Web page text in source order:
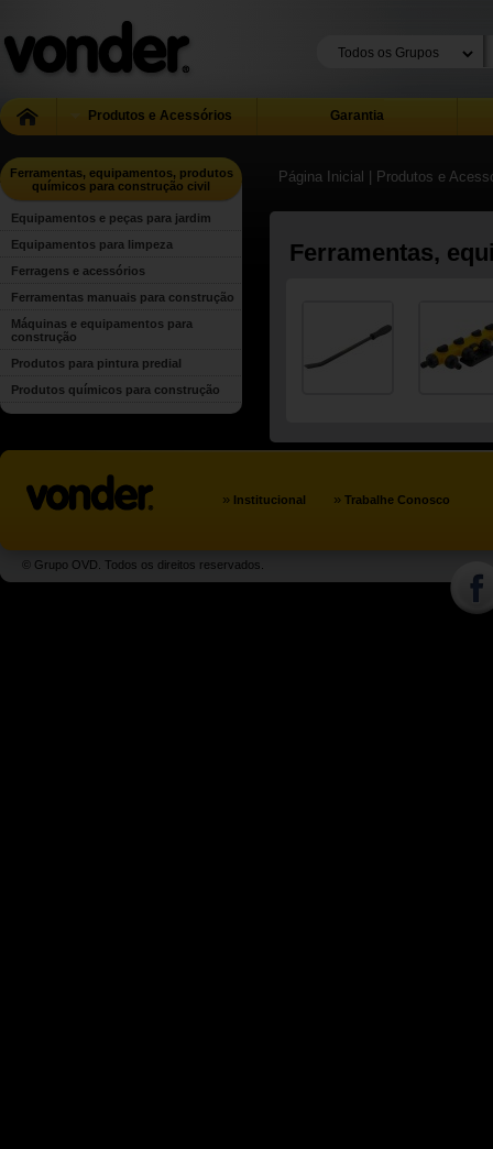
Produtos e Acessórios Garantia
Ferramentas, equipamentos, produtos
químicos para construção civil
Equipamentos e peças para jardim
Equipamentos para limpeza
Ferragens e acessórios
Ferramentas manuais para construção
Máquinas e equipamentos para
construção
Produtos para pintura predial
Produtos químicos para construção
Página Inicial | Produtos e
Ferramentas,
» Institucional » Trabalhe Conosco
© Grupo OVD. Todos os direitos reservados.